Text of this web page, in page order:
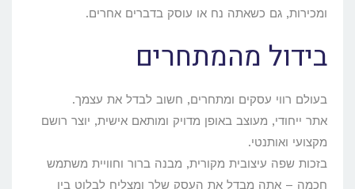
ומכירות, גם כשאתה נח או עוסק בדברים אחרים.
בידול מהמתחרים
בעולם רווי עסקים ומתחרים, חשוב לבדל את עצמך.
אתר ייחודי, מעוצב באופן מדויק ומותאם אישית, יוצר רושם
מקצועי ואותנטי.
בזכות שפה עיצובית מקורית, מבנה ברור וחוויית משתמש
חכמה – אתה מבדל את העסק שלך ומצליח לבלוט בין